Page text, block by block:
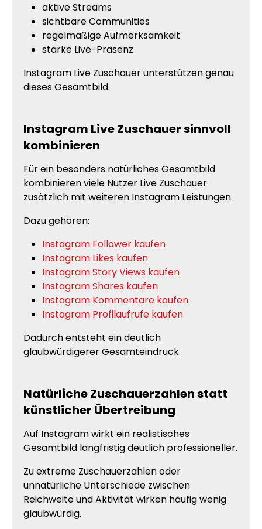
aktive Streams
sichtbare Communities
regelmäßige Aufmerksamkeit
starke Live-Präsenz
Instagram Live Zuschauer unterstützen genau
dieses Gesamtbild.
Instagram Live Zuschauer sinnvoll
kombinieren
Für ein besonders natürliches Gesamtbild
kombinieren viele Nutzer Live Zuschauer
zusätzlich mit weiteren Instagram Leistungen.
Dazu gehören:
Instagram Follower kaufen
Instagram Likes kaufen
Instagram Story Views kaufen
Instagram Shares kaufen
Instagram Kommentare kaufen
Instagram Profilaufrufe kaufen
Dadurch entsteht ein deutlich
glaubwürdigerer Gesamteindruck.
Natürliche Zuschauerzahlen statt
künstlicher Übertreibung
Auf Instagram wirkt ein realistisches
Gesamtbild langfristig deutlich professioneller.
Zu extreme Zuschauerzahlen oder
unnatürliche Unterschiede zwischen
Reichweite und Aktivität wirken häufig wenig
glaubwürdig.